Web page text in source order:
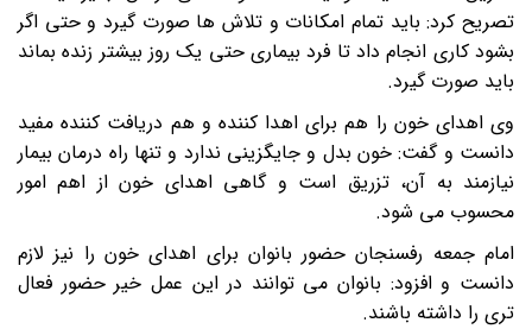
تصریح کرد: باید تمام امکانات و تلاش ها صورت گیرد و حتی اگر
بشود کاری انجام داد تا فرد بیماری حتی یک روز بیشتر زنده بماند
باید صورت گیرد.
وی اهدای خون را هم برای اهدا کننده و هم دریافت کننده مفید
دانست و گفت: خون بدل و جایگزینی ندارد و تنها راه درمان بیمار
نیازمند به آن، تزریق است و گاهی اهدای خون از اهم امور
محسوب می شود.
امام جمعه رفسنجان حضور بانوان برای اهدای خون را نیز لازم
دانست و افزود: بانوان می توانند در این عمل خیر حضور فعال
تری را داشته باشند.